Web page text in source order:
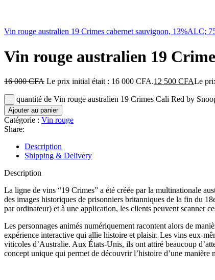
Vin rouge australien 19 Crimes cabernet sauvignon, 13%ALC;
Vin rouge australien 19
16 000CFA Le prix initial était : 16 000 CFA.12 500 CFALe
quantité de Vin rouge australien 19 Crimes Cali Red by
Ajouter au panier
Catégorie : Vin rouge
Share:
Description
Shipping & Delivery
Description
La ligne de vins “19 Crimes” a été créée par la multinationale
des images historiques de prisonniers britanniques de la fin du
par ordinateur) et à une application, les clients peuvent scanner
Les personnages animés numériquement racontent alors de
expérience interactive qui allie histoire et plaisir. Les vins eux-
viticoles d’Australie. Aux États-Unis, ils ont attiré beaucoup
concept unique qui permet de découvrir l’histoire d’une manière